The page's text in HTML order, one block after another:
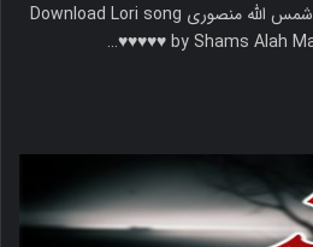
دانلود آهنگ لری درد جدایی از شمس الله منصوری Download Lori song
by Shams Alah